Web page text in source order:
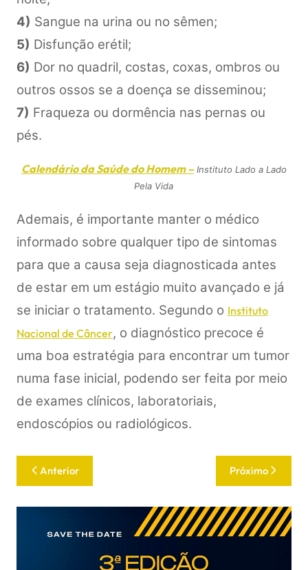
4) Sangue na urina ou no sêmen;
5) Disfunção erétil;
6) Dor no quadril, costas, coxas, ombros ou
outros ossos se a doença se disseminou;
7) Fraqueza ou dormência nas pernas ou
pés.
Calendário da Saúde do Homem –Instituto Lado a Lado
Pela Vida
Ademais, é importante manter o médico
informado sobre qualquer tipo de sintomas
para que a causa seja diagnosticada antes
de estar em um estágio muito avançado e já
se iniciar o tratamento. Segundo o Instituto
Nacional de Câncer, o diagnóstico precoce é
uma boa estratégia para encontrar um tumor
numa fase inicial, podendo ser feita por meio
de exames clínicos, laboratoriais,
endoscópios ou radiológicos.
Anterior Próximo